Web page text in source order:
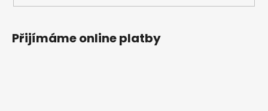
Přijímáme online platby